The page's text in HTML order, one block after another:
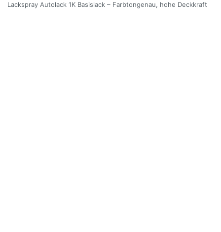
Lackspray Autolack 1K Basislack – Farbtongenau, hohe Deckkraft